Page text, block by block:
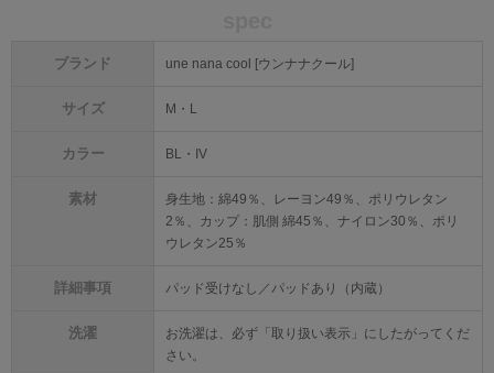
ブランド une nana cool [ウンナナクール]
サイズ M・L
カラー BL・IV
素材
身生地：綿49％、レーヨン49％、ポリウレタン
2％、カップ：肌側 綿45％、ナイロン30％、ポリ
ウレタン25％
詳細事項 パッド受けなし／パッドあり（内蔵）
洗濯
お洗濯は、必ず「取り扱い表示」にしたがってくだ
さい。